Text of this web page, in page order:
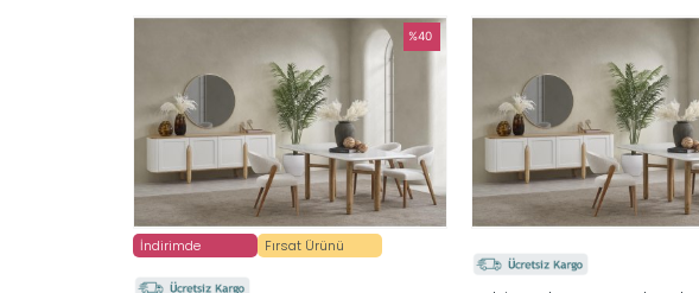
%40
İndirimde Fırsat Ürünü